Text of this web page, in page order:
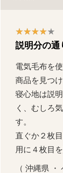
説明分の
電気毛布を
商品を見つけ
寝心地は説
く、むしろ
す。
直ぐか２枚
用に４枚目
（ 沖縄県